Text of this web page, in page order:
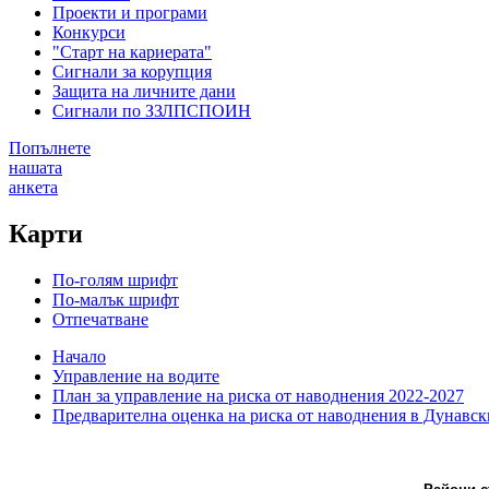
Проекти и програми
Конкурси
"Старт на кариерата"
Сигнали за корупция
Защита на личните дани
Сигнали по ЗЗЛПСПОИН
Попълнете
нашата
анкета
Карти
По-голям шрифт
По-малък шрифт
Отпечатване
Начало
Управление на водите
План за управление на риска от наводнения 2022-2027
Предварителна оценка на риска от наводнения в